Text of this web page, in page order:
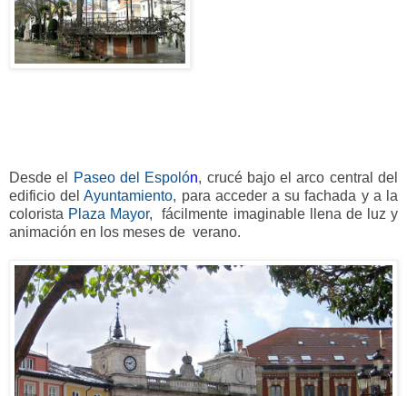
Desde el Paseo del Espolón, crucé bajo el arco central del
edificio del Ayuntamiento, para acceder a su fachada y a la
colorista Plaza Mayor, fácilmente imaginable llena de luz y
animación en los meses de verano.